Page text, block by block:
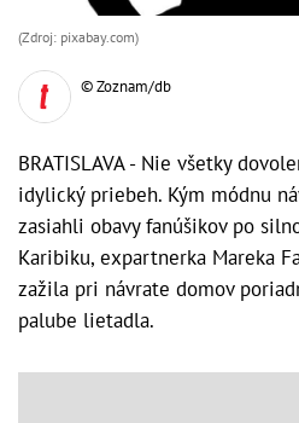
(Zdroj: pixabay.com)
© Zoznam/db
BRATISLAVA - Nie všetky
idylický priebeh. Kým módnu
zasiahli obavy fanúšikov po
Karibiku, expartnerka Mareka
zažila pri návrate domov
palube lietadla.